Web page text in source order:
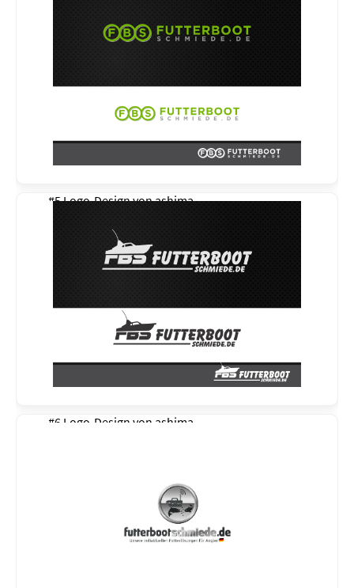
#5 Logo-Design vonashima
#6 Logo-Design von ashima